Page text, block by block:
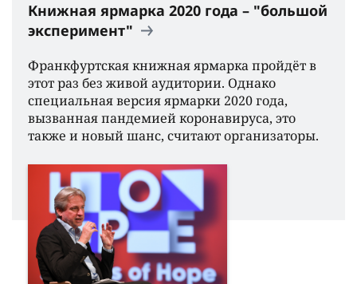
Книжная ярмарка 2020 года – "большой
эксперимент"
Франкфуртская книжная ярмарка пройдëт в
этот раз без живой аудитории. Однако
специальная версия ярмарки 2020 года,
вызванная пандемией коронавируса, это
также и новый шанс, считают организаторы.